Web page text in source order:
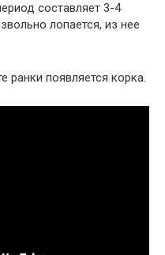
составляет 3-4
лопается, из нее
ранки появляется корка.